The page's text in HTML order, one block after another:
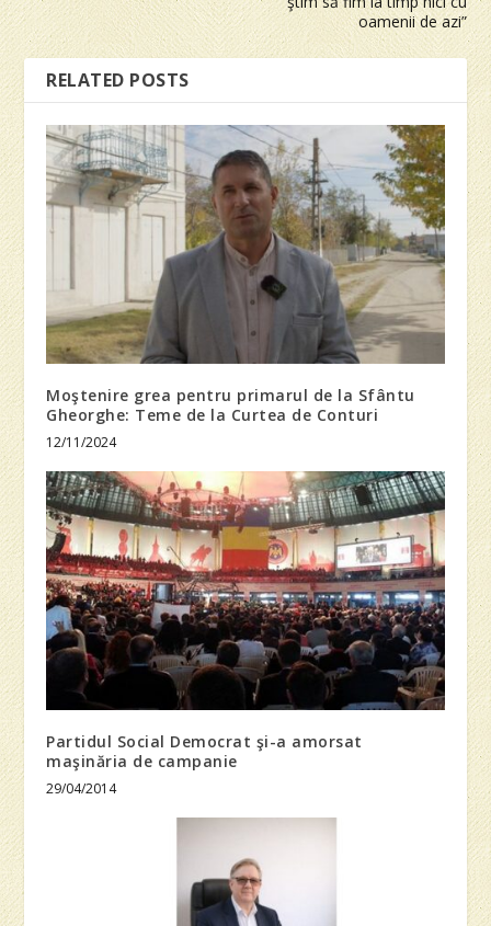
oamenii de azi”
RELATED POSTS
Moştenire grea pentru primarul de la Sfântu
Gheorghe: Teme de la Curtea de Conturi
12/11/2024
Partidul Social Democrat şi-a amorsat
maşinăria de campanie
29/04/2014